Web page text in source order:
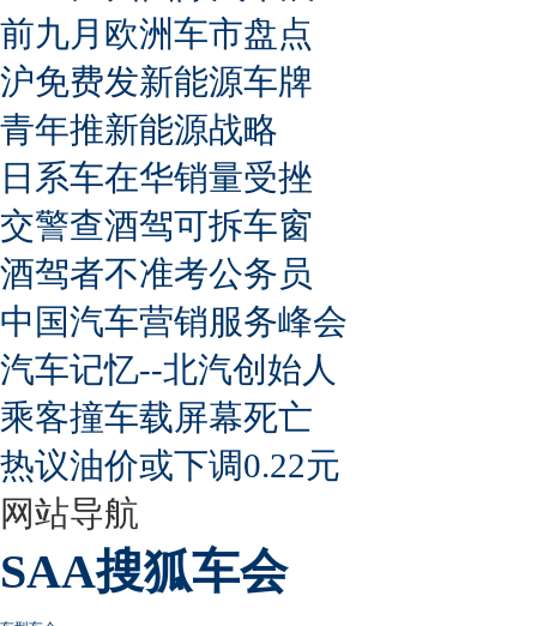
前九月欧洲车市盘点
沪免费发新能源车牌
青年推新能源战略
日系车在华销量受挫
交警查酒驾可拆车窗
酒驾者不准考公务员
中国汽车营销服务峰会
汽车记忆--北汽创始人
乘客撞车载屏幕死亡
热议油价或下调0.22元
网站导航
SAA搜狐车会